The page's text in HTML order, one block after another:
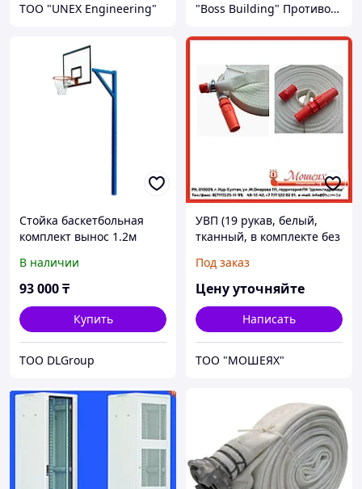
ТОО "UNEX Engineering" "Boss Building" Противопожарное оборудование в Алматы
Стойка баскетбольная
комплект вынос 1.2м
В наличии
93 000₸
Купить
ТОО DLGroup
УВП (19 рукав, белый,
тканный, в комплекте без
Под заказ
Цену уточняйте
Написать
ТОО "МОШЕЯХ"